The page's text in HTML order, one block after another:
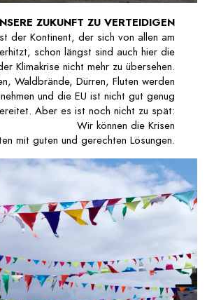
ZUKUNFT ZU VERTEIDIGEN
der Kontinent, der sich von allen am
schon längst sind auch hier die
Klimakrise nicht mehr zu übersehen.
Waldbrände, Dürren, Fluten werden
und die EU ist nicht gut genug
Aber es ist noch nicht zu spät:
Wir können die Krisen
mit guten und gerechten Lösungen.